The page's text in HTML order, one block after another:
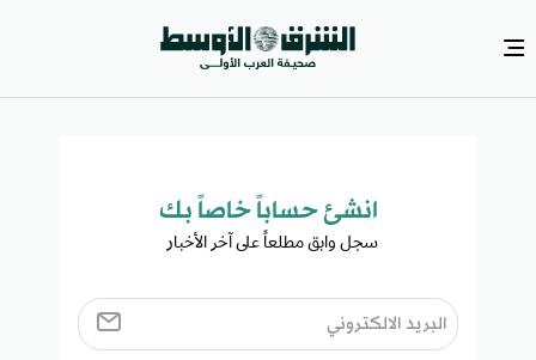
انشئ حساباً خاصاً بك​
سجل وابق مطلعاً على آخر الأخبار ​